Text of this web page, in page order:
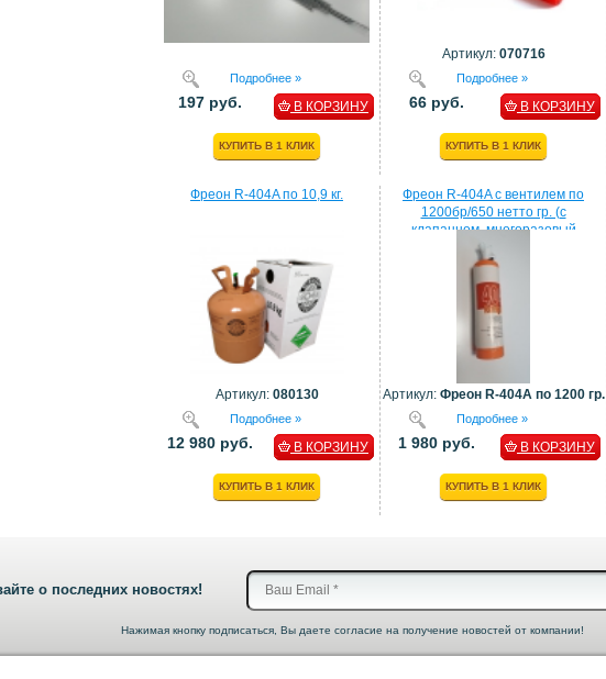
Подробнее »
197 руб. В КОРЗИНУ
КУПИТЬ В 1 КЛИК
Артикул: 070716
Подробнее »
66 руб. В КОРЗИНУ
КУПИТЬ В 1 КЛИК
Фреон R-404A по 10,9 кг.
Артикул: 080130
Подробнее »
12 980 руб. В КОРЗИНУ
КУПИТЬ В 1 КЛИК
Фреон R-404A с вентилем по
1200бр/650 нетто гр. (с
клапанном, многоразовый
балон)
Артикул: Фреон R-404A по 1200 гр.
Подробнее »
1 980 руб. В КОРЗИНУ
КУПИТЬ В 1 КЛИК
о последних новостях!
Нажимая кнопку подписаться, Вы даете согласие на получение новостей от компании!